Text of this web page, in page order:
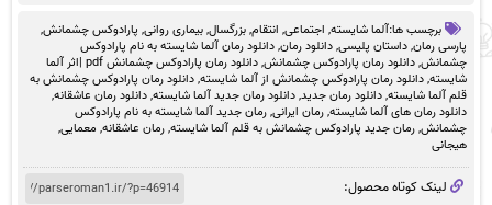
برچسب ها:آلما شایسته, اجتماعی, انتقام,بزرگسال,بیماری روانی, پارادوکس چشمانش,
پارسی رمان,داستان پلیسی,دانلود رمان,دانلود رمان آلما شایسته به نام پارادوکس
چشمانش,دانلود رمان پارادوکس چشمانش,
دانلود رمان پارادوکس چشمانش pdf |اثر آلما
شایسته,دانلود رمان پارادوکس چشمانش از آلما شایسته,دانلود رمان پارادوکس چشمانش به
قلم آلما شایسته,دانلود رمان جدید,دانلود رمان جدید آلما شایسته,دانلود رمان عاشقانه,
دانلود رمان های آلما شایسته,رمان ایرانی,رمان جدید آلما شایسته به نام پارادوکس
چشمانش,رمان جدید پارادوکس چشمانش به قلم آلما شایسته,رمان عاشقانه, معمایی,
هیجانی
لینک کوتاه محصول: